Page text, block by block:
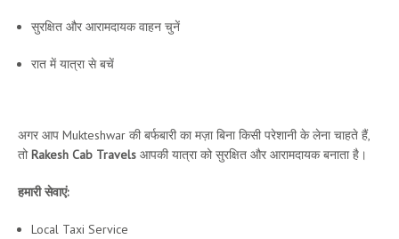
सुरक्षित और आरामदायक वाहन चुनें
रात में यात्रा से बचें
अगर आप Mukteshwar की बर्फबारी का मज़ा बिना किसी परेशानी के लेना चाहते हैं,
तोRakesh Cab Travels आपकी यात्रा को सुरक्षित और आरामदायक बनाता है।
हमारी सेवाएं:
Local Taxi Service